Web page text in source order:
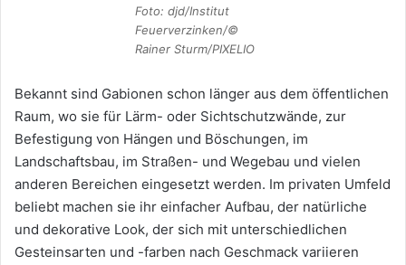
Foto: djd/Institut
Feuerverzinken/©
Rainer Sturm/PIXELIO
Bekannt sind Gabionen schon länger aus dem öffentlichen
Raum, wo sie für Lärm- oder Sichtschutzwände, zur
Befestigung von Hängen und Böschungen, im
Landschaftsbau, im Straßen- und Wegebau und vielen
anderen Bereichen eingesetzt werden. Im privaten Umfeld
beliebt machen sie ihr einfacher Aufbau, der natürliche
und dekorative Look, der sich mit unterschiedlichen
Gesteinsarten und -farben nach Geschmack variieren